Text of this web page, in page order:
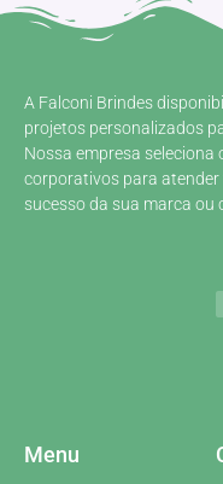
A Falconi Brindes
projetos personalizados
Nossa empresa seleciona
corporativos para
sucesso da sua marca ou
Menu